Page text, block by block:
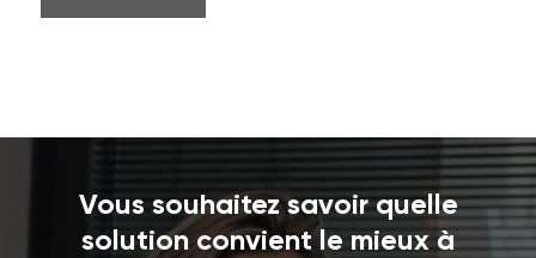
Vous souhaitez savoir quelle
solution convient le mieux à